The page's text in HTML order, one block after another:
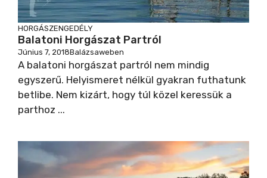
HORGÁSZENGEDÉLY
Balatoni Horgászat Partról
Június 7, 2018Balázsaweben
A balatoni horgászat partról nem mindig
egyszerű. Helyismeret nélkül gyakran futhatunk
betlibe. Nem kizárt, hogy túl közel keressük a
parthoz ...